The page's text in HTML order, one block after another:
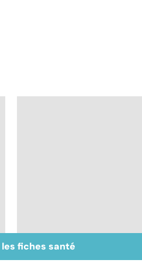
Tout savoir sur les
fiches santé